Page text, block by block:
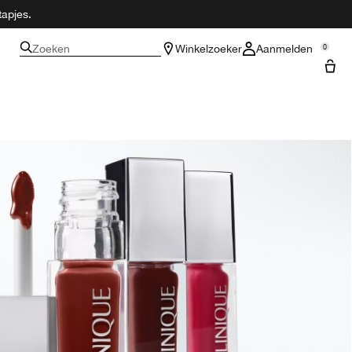
Zoeken Winkelzoeker Aanmelden 0